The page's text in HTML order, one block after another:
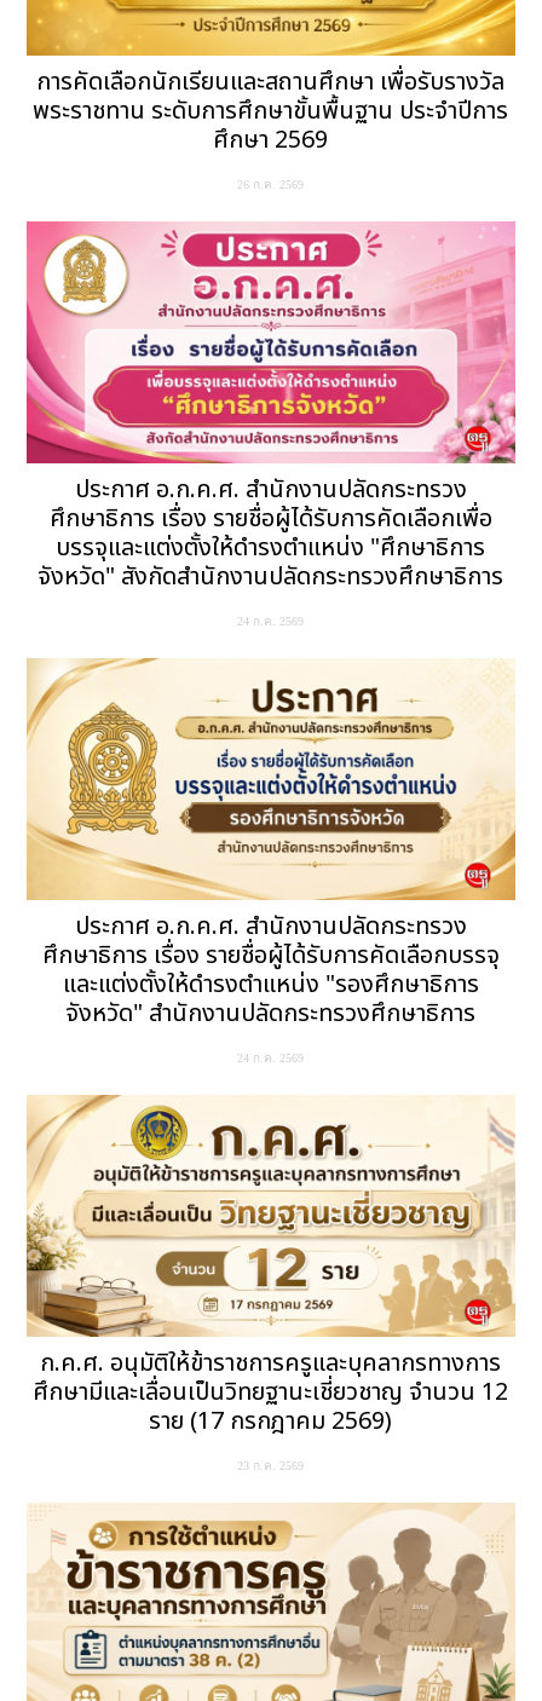
การคัดเลือกนักเรียนและสถานศึกษา เพื่อรับรางวัล
พระราชทาน ระดับการศึกษาขั้นพื้นฐาน ประจำปีการ
ศึกษา 2569
26 ก.ค. 2569
ประกาศ อ.ก.ค.ศ. สำนักงานปลัดกระทรวง
ศึกษาธิการ เรื่อง รายชื่อผู้ได้รับการคัดเลือกเพื่อ
บรรจุและแต่งตั้งให้ดำรงตำแหน่ง "ศึกษาธิการ
จังหวัด" สังกัดสำนักงานปลัดกระทรวงศึกษาธิการ
24 ก.ค. 2569
ประกาศ อ.ก.ค.ศ. สำนักงานปลัดกระทรวง
ศึกษาธิการ เรื่อง รายชื่อผู้ได้รับการคัดเลือกบรรจุ
และแต่งตั้งให้ดำรงตำแหน่ง "รองศึกษาธิการ
จังหวัด" สำนักงานปลัดกระทรวงศึกษาธิการ
24 ก.ค. 2569
ก.ค.ศ. อนุมัติให้ข้าราชการครูและบุคลากรทางการ
ศึกษามีและเลื่อนเป็นวิทยฐานะเชี่ยวชาญ จำนวน 12
ราย (17 กรกฎาคม 2569)
23 ก.ค. 2569